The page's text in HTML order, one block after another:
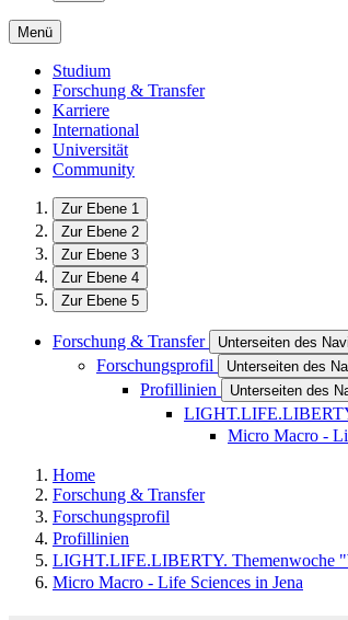
Menü
Studium
Forschung & Transfer
Karriere
International
Universität
Community
Zur Ebene 1
Zur Ebene 2
Zur Ebene 3
Zur Ebene 4
Zur Ebene 5
Forschung & Transfer Unterseiten des
Forschungsprofil Unterseiten des
Profillinien Unterseiten des
Micro Macro -
Home
Forschung & Transfer
Forschungsprofil
Profillinien
LIGHT.LIFE.LIBERTY. Themenwoche
Micro Macro - Life Sciences in Jena